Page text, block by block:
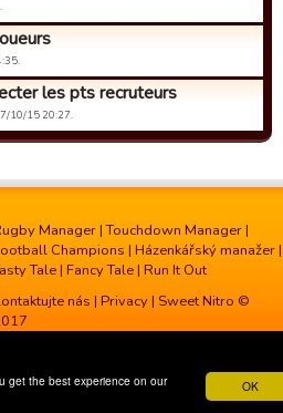
OK
get the best experience on our
les pts recruteurs
10/15 20:27.
Manager |Touchdown Manager |
Champions | Házenkářský manažer |
Tale | Fancy Tale | Run It Out
nás | Privacy | Sweet Nitro ©